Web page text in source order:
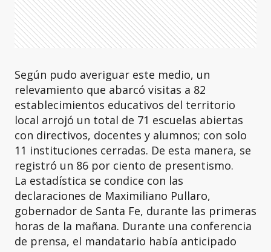
Según pudo averiguar este medio, un
relevamiento que abarcó visitas a 82
establecimientos educativos del territorio
local arrojó un total de 71 escuelas abiertas
con directivos, docentes y alumnos; con solo
11 instituciones cerradas. De esta manera, se
registró un 86 por ciento de presentismo.
La estadística se condice con las
declaraciones de Maximiliano Pullaro,
gobernador de Santa Fe, durante las primeras
horas de la mañana. Durante una conferencia
de prensa, el mandatario había anticipado